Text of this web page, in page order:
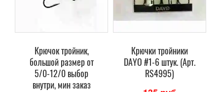
Крючок тройник,
большой размер от
5/0-12/0 выбор
внутри, мин заказ
Крючки тройники
DAYO #1-6 штук. (Арт.
RS4995)